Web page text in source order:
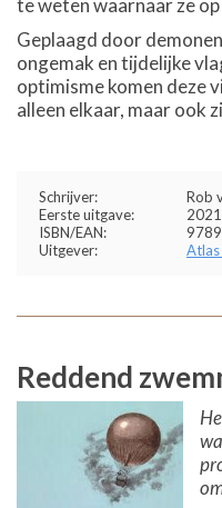
Geplaagd door
ongemak en tijdelijke
optimisme komen deze
alleen elkaar, maar ook
Schrijver:
Rob
Eerste uitgave:
2021
ISBN/EAN:
Uitgever:
Reddend